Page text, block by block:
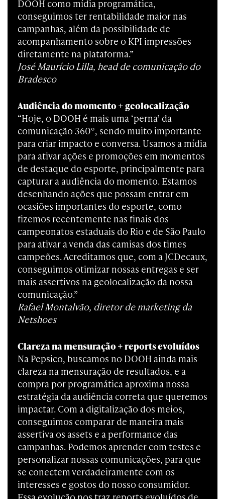
DOOH como mídia programática,
conseguimos ter rentabilidade maior nas
campanhas, além da possibilidade de
acompanhamento sobre o KPI impressões
diretamente na plataforma.”
José Maurício Lilla, head de comunicação do
Bradesco
Audiência do momento + geolocalização
“Hoje, o DOOH é mais uma ‘perna’ da
comunicação 360°, sendo muito importante
para criar impacto e conversa. Usamos a mídia
para ativar ações e promoções em momentos
de destaque do esporte, principalmente para
capturar a audiência do momento. Estamos
desenhando ações que possam entrar em
ocasiões importantes do esporte, como
fizemos recentemente nas finais dos
campeonatos estaduais do Rio e de São Paulo
para ativar a venda das camisas dos times
campeões. Acreditamos que, com a JCDecaux,
conseguimos otimizar nossas entregas e ser
mais assertivos na geolocalização da nossa
comunicação.”
Rafael Montalvão, diretor de marketing da
Netshoes
Clareza na mensuração + reports evoluídos
Na Pepsico, buscamos no DOOH ainda mais
clareza na mensuração de resultados, e a
compra por programática aproxima nossa
estratégia da audiência correta que queremos
impactar. Com a digitalização dos meios,
conseguimos comparar de maneira mais
assertiva os assets e a performance das
campanhas. Podemos aprender com testes e
personalizar nossas comunicações, para que
se conectem verdadeiramente com os
interesses e gostos do nosso consumidor.